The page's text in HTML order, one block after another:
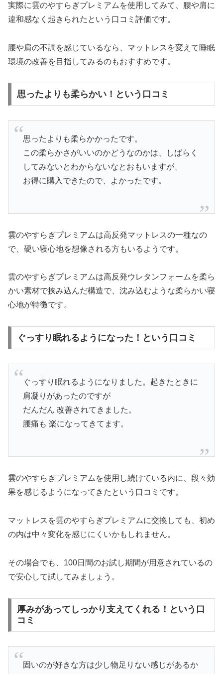
実際に雲のやすらぎプレミアムを使用してみて、腰や肩に
違和感なく起きられたという口コミ評価です。
腰や肩の不調を感じているなら、マットレスを変えて睡眠
環境の改善を目指してみるのもおすすめです。
思ったよりも柔らかい！という口コミ
思ったよりも柔らかかったです。
この柔らかさがいいのかどうなのかは、しばらく
してみないとわからないなとおもいますが、
お得に購入できたので、よかったです。
雲のやすらぎプレミアムは高反発マットレスの一種なの
で、硬い寝心地を想像される方もいるようです。
雲のやすらぎプレミアムは高反発ウレタンフォームを柔ら
かい素材で挟み込んだ構造で、沈み込むような柔らかい寝
心地が特徴です。
ぐっすり眠れるようになった！という口コミ
ぐっすり眠れるようになりました。起きたときに
肩凝りがあったのですが
だんだん 改善されてきました。
腰痛も 楽になってきてます。
雲のやすらぎプレミアムを使用し続けている内に、段々効
果を感じるようになってきたという口コミです。
マットレスを雲のやすらぎプレミアムに交換しても、初め
の内は中々変化を感じにくいかもしれません。
その場合でも、100日間のお試し期間が用意されているの
で安心して試してみましょう。
厚みがあってしっかり支えてくれる！という口
コミ
固いのが好きな方は少し物足りない感じがあるか